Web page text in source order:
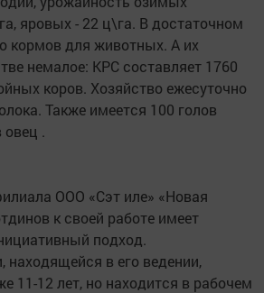
яровых - 22 ц\га. В достаточном
кормов для животных. А их
немалое: КРС составляет 1760
коров. Хозяйство ежесуточно
Также имеется 100 голов
овец .
ООО «Сэт иле» «Новая
к своей работе имеет
подход.
находящейся в его ведении,
11-12 лет, но находится в рабочем